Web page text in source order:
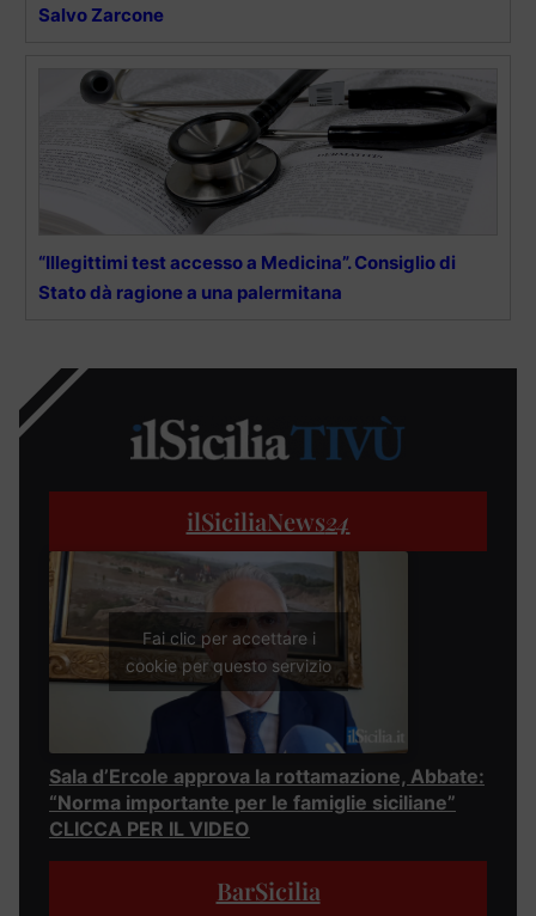
Salvo Zarcone
“Illegittimi test accesso a Medicina”. Consiglio di
Stato dà ragione a una palermitana
ilSiciliaNews24
Fai clic per accettare i
cookie per questo servizio
Sala d’Ercole approva la rottamazione, Abbate:
“Norma importante per le famiglie siciliane”
CLICCA PER IL VIDEO
BarSicilia